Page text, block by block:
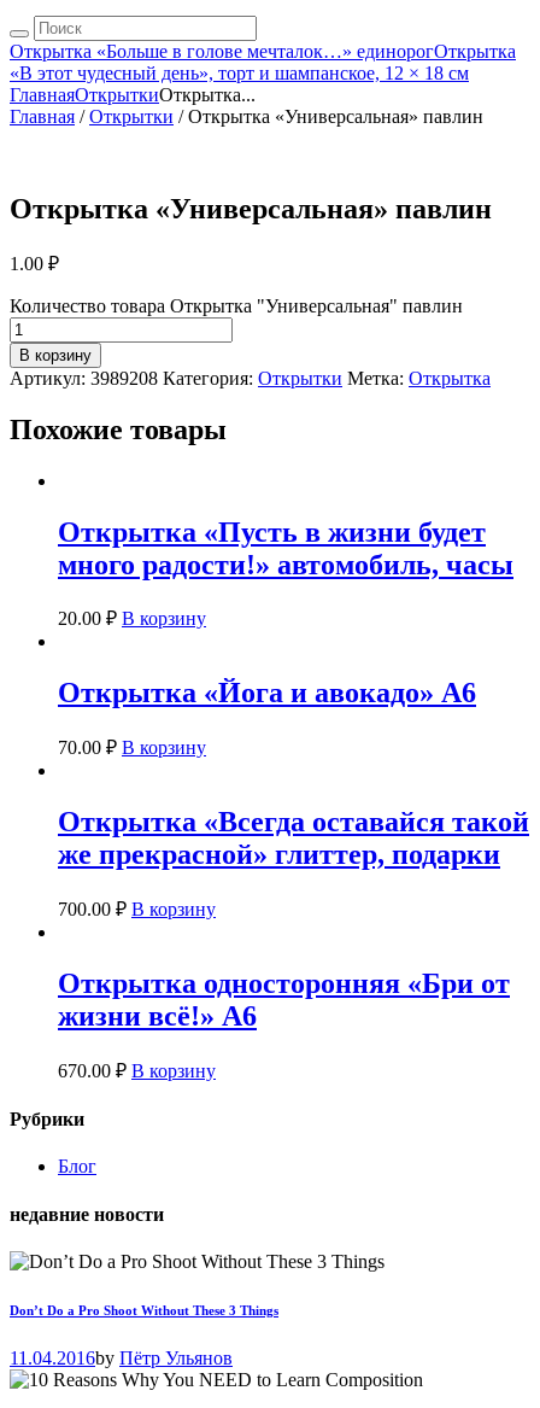
Открытка «Больше в голове мечталок…» единорогОткрытка
«В этот чудесный день», торт и шампанское, 12 × 18 см
ГлавнаяОткрыткиОткрытка...
Главная /Открытки / Открытка «Универсальная» павлин
Открытка «Универсальная» павлин
1.00 ₽
Количество товара Открытка "Универсальная" павлин
В корзину
Артикул: 3989208 Категория: Открытки Метка: Открытка
Похожие товары
Открытка «Пусть в жизни будет
много радости!» автомобиль, часы
20.00 ₽ В корзину
Открытка «Йога и авокадо» А6
70.00 ₽ В корзину
Открытка «Всегда оставайся такой
же прекрасной» глиттер, подарки
700.00 ₽ В корзину
Открытка односторонняя «Бри от
жизни всё!» А6
670.00 ₽ В корзину
Рубрики
Блог
недавние новости
Don’t Do a Pro Shoot Without These 3 Things
11.04.2016by Пётр Ульянов